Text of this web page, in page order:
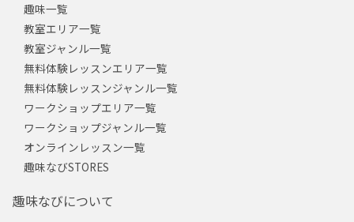
趣味一覧
教室エリア一覧
教室ジャンル一覧
無料体験レッスンエリア一覧
無料体験レッスンジャンル一覧
ワークショップエリア一覧
ワークショップジャンル一覧
オンラインレッスン一覧
趣味なびSTORES
趣味なびについて